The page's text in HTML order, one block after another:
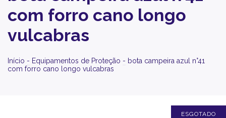
com forro cano longo
vulcabras
Início - Equipamentos de Proteção - bota campeira azul n°41
com forro cano longo vulcabras
ESGOTADO